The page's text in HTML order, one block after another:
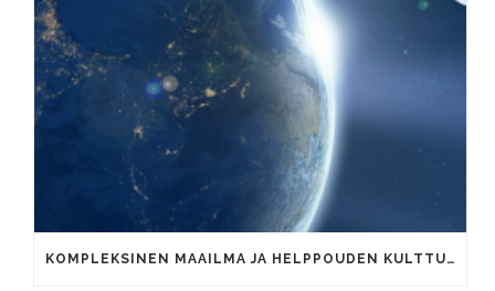
KOMPLEKSINEN MAAILMA JA HELPPOUDEN KULTTUURI